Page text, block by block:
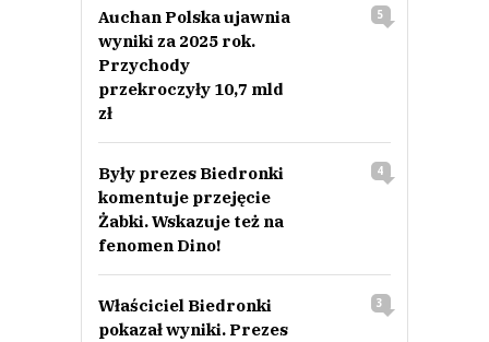
Auchan Polska ujawnia
wyniki za 2025 rok.
Przychody
przekroczyły 10,7 mld
zł
5
Były prezes Biedronki
komentuje przejęcie
Żabki. Wskazuje też na
fenomen Dino!
4
Właściciel Biedronki
pokazał wyniki. Prezes
3